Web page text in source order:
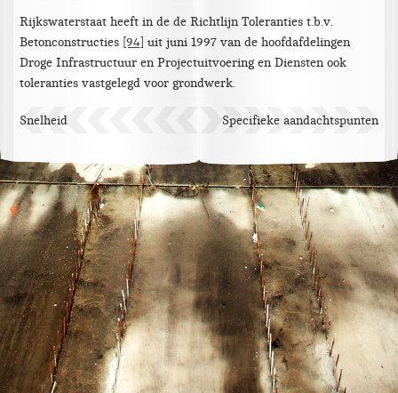
Rijkswaterstaat heeft in de de Richtlijn Toleranties t.b.v.
Betonconstructies [94] uit juni 1997 van de hoofdafdelingen
Droge Infrastructuur en Projectuitvoering en Diensten ook
toleranties vastgelegd voor grondwerk.
Snelheid Specifieke aandachtspunten